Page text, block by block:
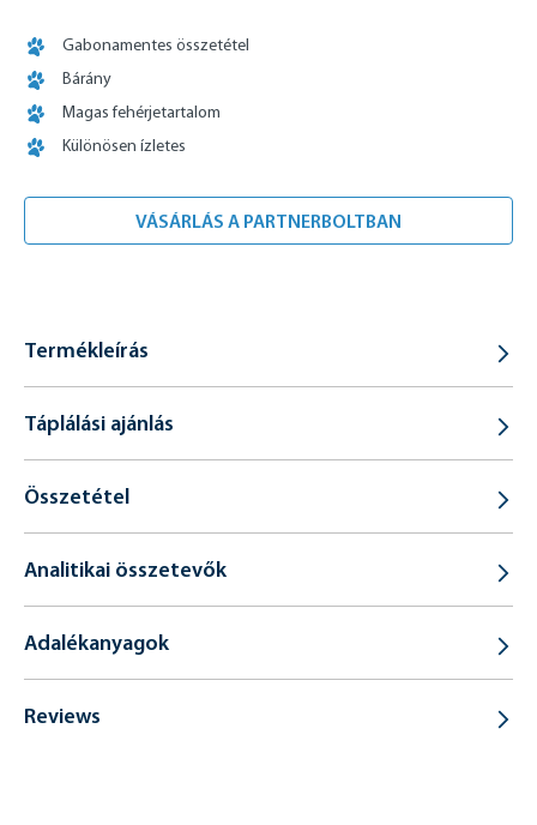
Gabonamentes összetétel
Bárány
Magas fehérjetartalom
Különösen ízletes
VÁSÁRLÁS A PARTNERBOLTBAN
Termékleírás
Táplálási ajánlás
Összetétel
Analitikai összetevők
Adalékanyagok
Reviews